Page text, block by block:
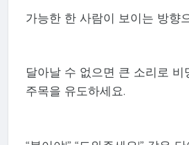
가능한 한 사람이 보이는 방향
달아날 수 없으면 큰 소리로 비
주목을 유도하세요.